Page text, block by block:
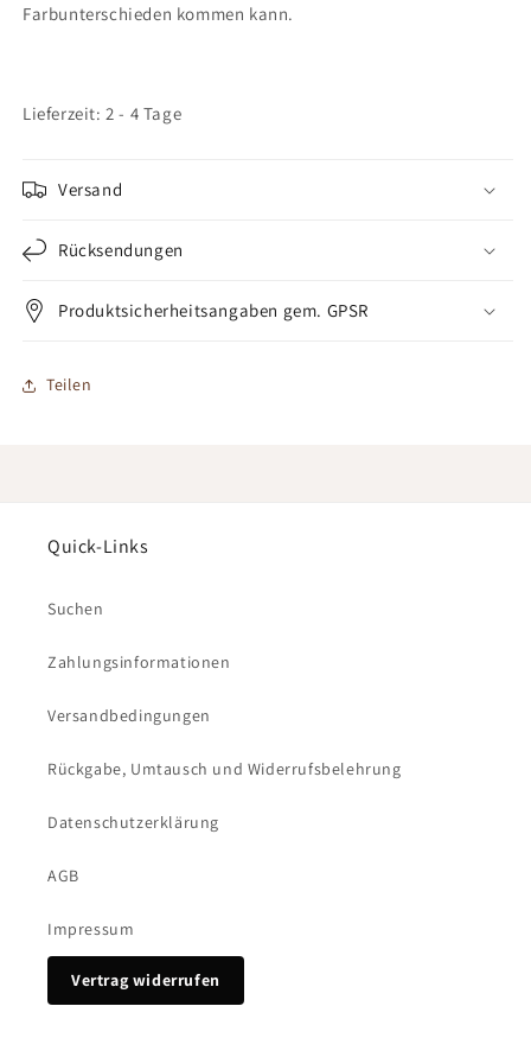
Farbunterschieden kommen kann.
Lieferzeit: 2 - 4 Tage
Versand
Rücksendungen
Produktsicherheitsangaben gem. GPSR
Teilen
Quick-Links
Suchen
Zahlungsinformationen
Versandbedingungen
Rückgabe, Umtausch und Widerrufsbelehrung
Datenschutzerklärung
AGB
Impressum
Vertrag widerrufen